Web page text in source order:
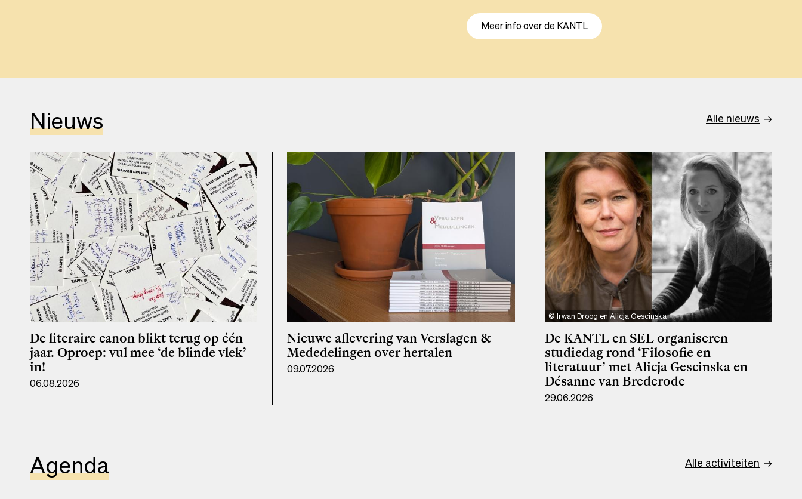
Meer info over de KANTL
Nieuws
De literaire canon blikt terug op één
jaar. Oproep: vul mee ‘de blinde vlek’
in!
06.08.2026
Nieuwe aflevering van Verslagen &
Mededelingen over hertalen
09.07.2026
Irwan Droog en Alicja Gescinska
De KANTL en SEL organiseren
studiedag rond ‘Filosofie en
literatuur’ met Alicja Gescinska en
Désanne van Brederode
29.06.2026
Alle nieuws
Agenda Alle activiteiten